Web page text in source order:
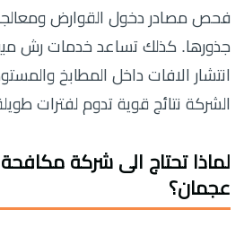
فحص مصادر دخول القوارض
جذورها. كذلك تساعد خدمات رش
انتشار الافات داخل المطابخ
الشركة نتائج قوية تدوم لفترات
لماذا تحتاج الى شركة
عجمان؟